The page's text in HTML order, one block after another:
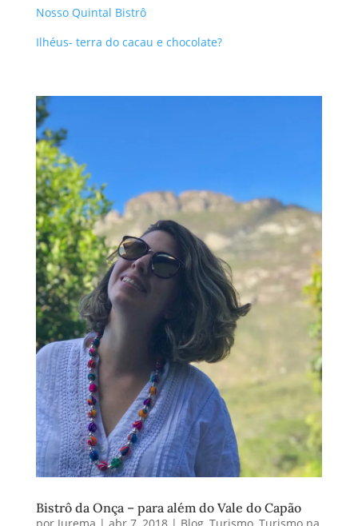
Nosso Quintal Bistrô
Ilhéus- terra do cacau e chocolate?
Bistrô da Onça – para além do Vale do Capão